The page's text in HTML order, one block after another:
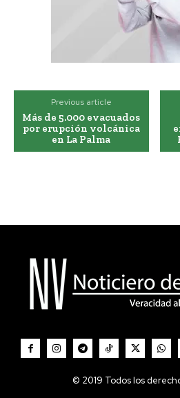
Previous article
Más de 5.000 evacuados
por erupción volcánica
en La Palma
© 2019 Todos los